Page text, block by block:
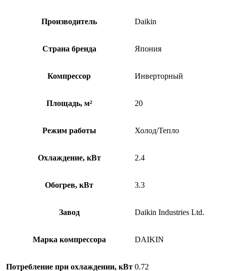
Производитель Daikin
Страна бренда Япония
Компрессор Инверторный
Площадь, м² 20
Режим работы Холод/Тепло
Охлаждение, кВт 2.4
Обогрев, кВт 3.3
Завод Daikin Industries Ltd.
Марка компрессора DAIKIN
Потребление при охлаждении, кВт 0.72